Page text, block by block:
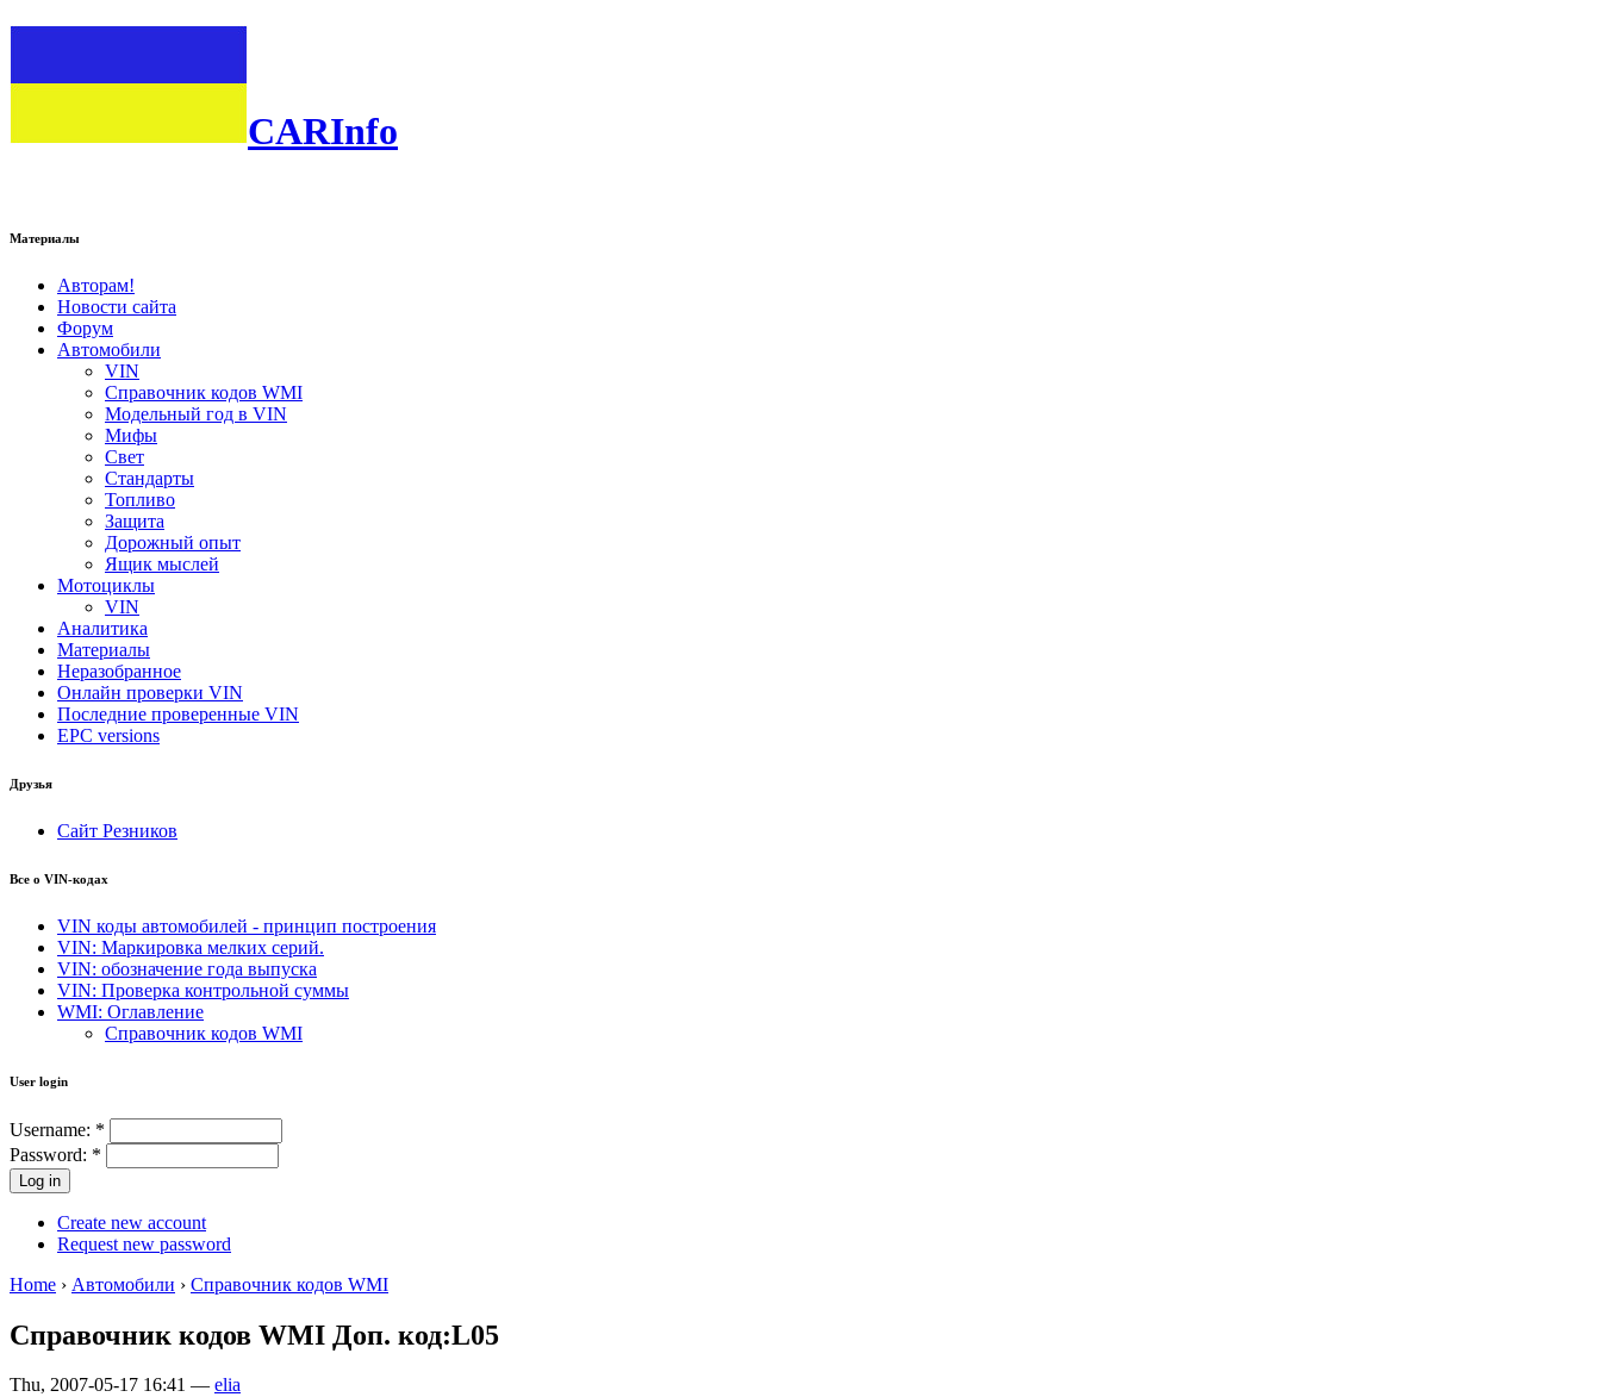
CARInfo
Материалы
Авторам!
Новости сайта
Форум
Автомобили
VIN
Справочник кодов WMI
Модельный год в VIN
Мифы
Свет
Стандарты
Топливо
Защита
Дорожный опыт
Ящик мыслей
Мотоциклы
VIN
Аналитика
Материалы
Неразобранное
Онлайн проверки VIN
Последние проверенные VIN
EPC versions
Друзья
Сайт Резников
Все о VIN-кодах
VIN коды автомобилей - принцип построения
VIN: Маркировка мелких серий.
VIN: обозначение года выпуска
VIN: Проверка контрольной суммы
WMI: Оглавление
Справочник кодов WMI
User login
Username: *
Password: *
Create new account
Request new password
Home › Автомобили › Справочник кодов WMI
Справочник кодов WMI Доп. код:L05
Thu, 2007-05-17 16:41 — elia